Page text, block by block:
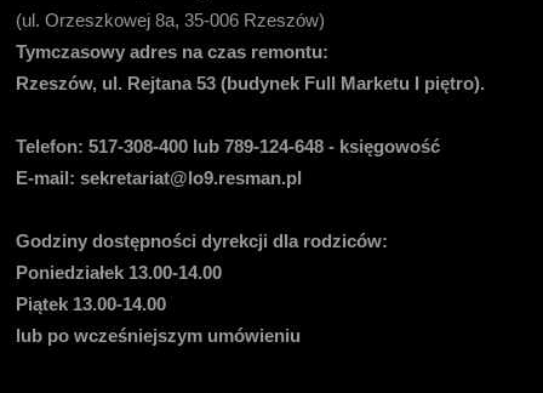
(ul. Orzeszkowej 8a, 35-006 Rzeszów)
Tymczasowy adres na czas remontu:
Rzeszów, ul. Rejtana 53 (budynek Full Marketu I piętro).
Telefon:517-308-400 lub 789-124-648 - księgowość
E-mail: sekretariat@lo9.resman.pl
Godziny dostępności dyrekcji dla rodziców:
Poniedziałek 13.00-14.00
Piątek 13.00-14.00
lub po wcześniejszym umówieniu